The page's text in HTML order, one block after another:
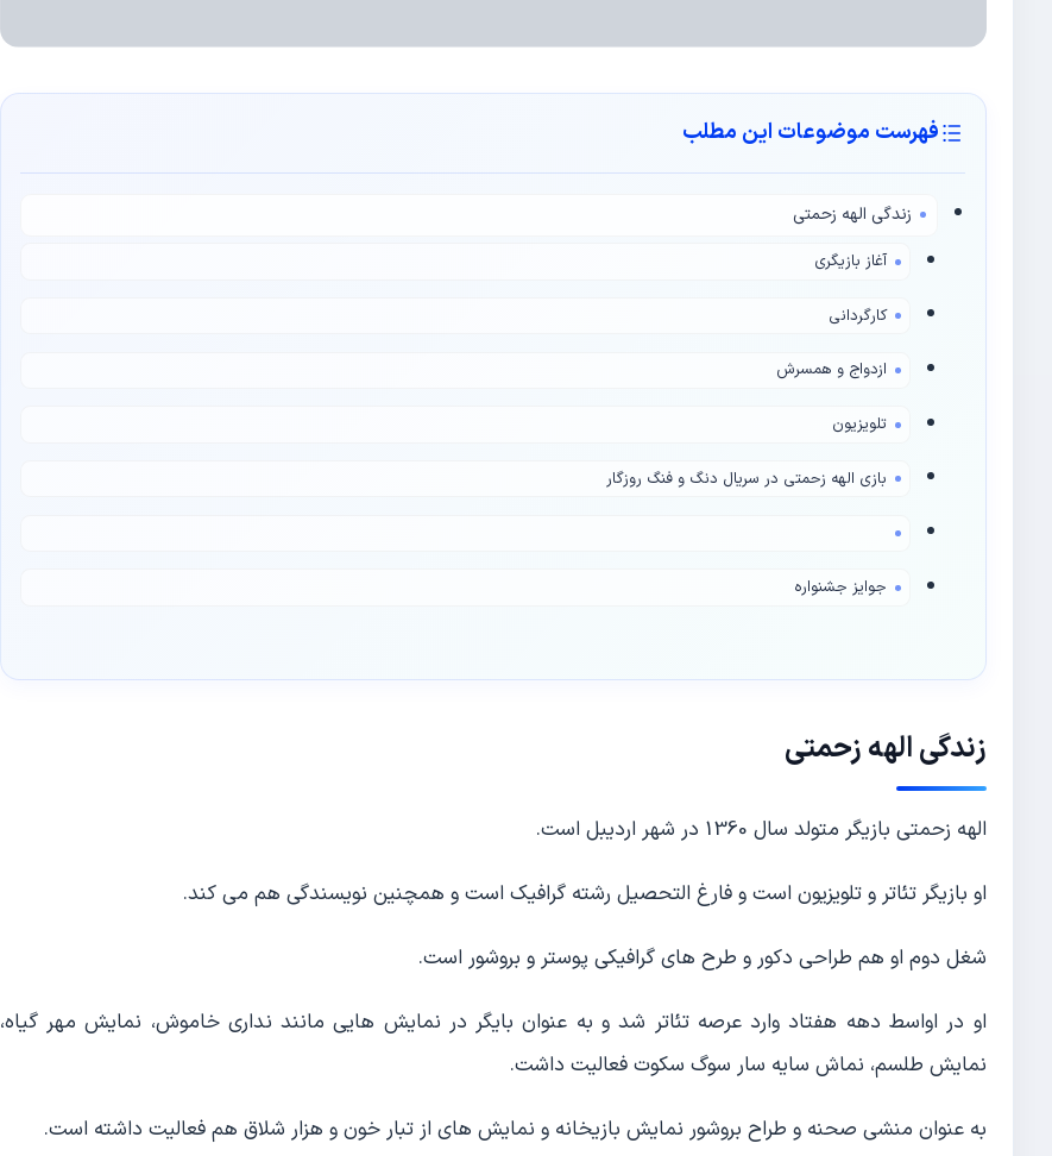
فهرست موضوعات این مطلب
زندگی الهه زحمتی
آغاز بازیگری
کارگردانی
ازدواج و همسرش
تلویزیون
بازی الهه زحمتی در سریال دنگ و فنگ روزگار
جوایز جشنواره
زندگی الهه زحمتی
الهه زحمتی بازیگر متولد سال 1360 در شهر اردیبل است.
او بازیگر تئاتر و تلویزیون است و فارغ التحصیل رشته گرافیک است و همچنین نویسندگی هم می کند.
شغل دوم او هم طراحی دکور و طرح های گرافیکی پوستر و بروشور است.
او در اواسط دهه هفتاد وارد عرصه تئاتر شد و به عنوان بایگر در نمایش هایی مانند نداری خاموش، نمایش مهر گیاه،
نمایش طلسم، نماش سایه سار سوگ سکوت فعالیت داشت.
به عنوان منشی صحنه و طراح بروشور نمایش بازیخانه و نمایش های از تبار خون و هزار شلاق هم فعالیت داشته است.